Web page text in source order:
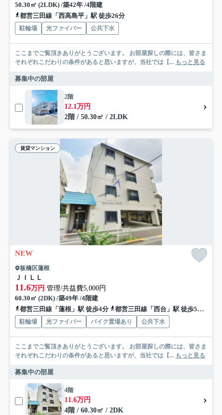
50.30㎡ (2LDK) /築42年 /4階建
都営三田線「西高島平」駅 徒歩26分
駐輪場 光ファイバー 公共下水
ここまでご覧頂きありがとうございます。 お部屋探しの際には、皆さま
それぞれこだわりの条件があると思いますが、当社では【... もっと見る
募集中の部屋
2階
12.1万円
2階 / 50.30㎡ / 2LDK
賃貸マンション
NEW
板橋区蓮根
ＪＩＬＬ
11.6万円 管理/共益費5,000円
60.30㎡ (2DK) /築49年 /4階建
都営三田線「蓮根」駅 徒歩4分
都営三田線「西台」駅 徒歩5分
駐輪場 光ファイバー バイク置場あり 公共下水
ここまでご覧頂きありがとうございます。 お部屋探しの際には、皆さま
それぞれこだわりの条件があると思いますが、当社では【... もっと見る
募集中の部屋
4階
11.6万円
4階 / 60.30㎡ / 2DK